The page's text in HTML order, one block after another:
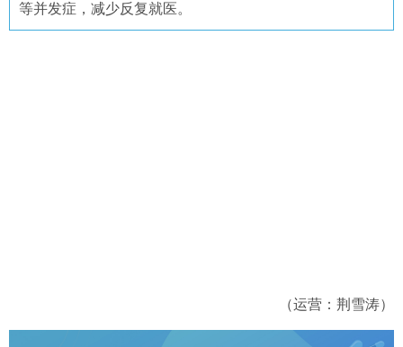
等并发症，减少反复就医。
（运营：荆雪涛）